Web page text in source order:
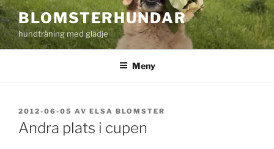
Hoppa
till
innehåll
BLOMSTERHUNDAR
hundträning med glädje
Meny
PUBLICERAT
2012-06-05 AV ELSA BLOMSTER
Andra plats i cupen